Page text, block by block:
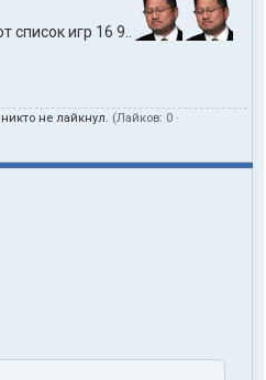
список игр 16 9..
не лайкнул. (Лайков: 0 ·